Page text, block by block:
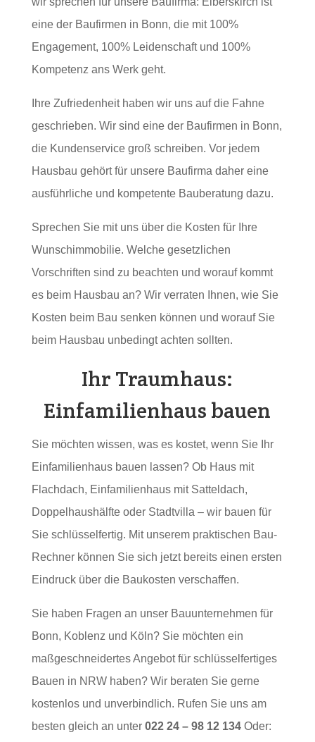
eine der Baufirmen in Bonn, die mit 100%
Engagement, 100% Leidenschaft und 100%
Kompetenz ans Werk geht.
Ihre Zufriedenheit haben wir uns auf die Fahne
geschrieben. Wir sind eine der Baufirmen in Bonn,
die Kundenservice groß schreiben. Vor jedem
Hausbau gehört für unsere Baufirma daher eine
ausführliche und kompetente Bauberatung dazu.
Sprechen Sie mit uns über die Kosten für Ihre
Wunschimmobilie. Welche gesetzlichen
Vorschriften sind zu beachten und worauf kommt
es beim Hausbau an? Wir verraten Ihnen, wie Sie
Kosten beim Bau senken können und worauf Sie
beim Hausbau unbedingt achten sollten.
Ihr Traumhaus:
Einfamilienhaus bauen
Sie möchten wissen, was es kostet, wenn Sie Ihr
Einfamilienhaus bauen lassen? Ob Haus mit
Flachdach, Einfamilienhaus mit Satteldach,
Doppelhaushälfte oder Stadtvilla – wir bauen für
Sie schlüsselfertig. Mit unserem praktischen Bau-
Rechner können Sie sich jetzt bereits einen ersten
Eindruck über die Baukosten verschaffen.
Sie haben Fragen an unser Bauunternehmen für
Bonn, Koblenz und Köln? Sie möchten ein
maßgeschneidertes Angebot für schlüsselfertiges
Bauen in NRW haben? Wir beraten Sie gerne
kostenlos und unverbindlich. Rufen Sie uns am
besten gleich an unter 022 24 – 98 12 134 Oder: